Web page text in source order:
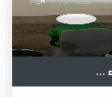
...